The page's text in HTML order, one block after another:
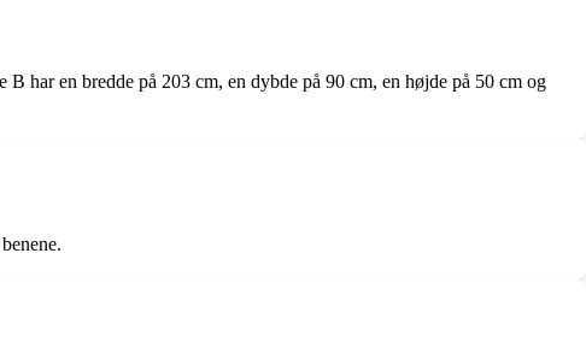
har en bredde på 203 cm, en dybde på 90 cm, en højde på 50 cm og